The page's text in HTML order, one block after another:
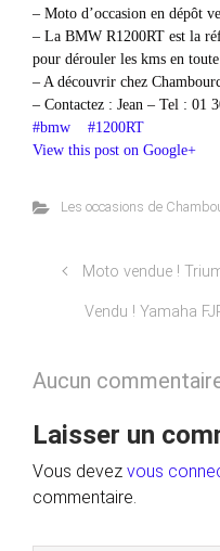
– Moto d’occasion en dépôt
– La BMW R1200RT est la
pour dérouler les kms en
– A découvrir chez
– Contactez : Jean – Tel : 01
#bmw
#1200RT
View this post on Google+
Les occasions de
Moto vendue !
Vendu ! Yamaha
Aucun
Laisser un
Vous devez vous
commentaire.